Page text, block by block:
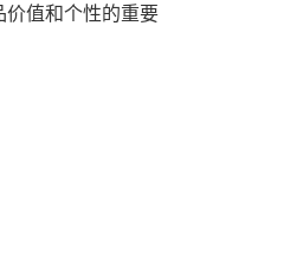
值和个性的重要